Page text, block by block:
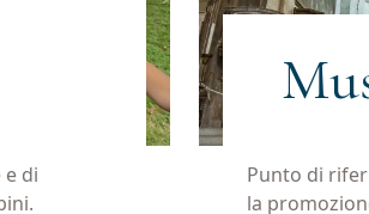
di
Punto di
la